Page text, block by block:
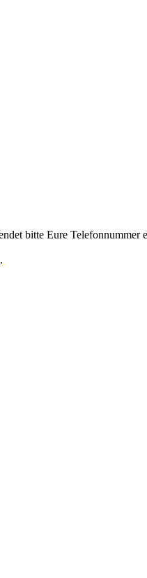
bitte Eure
.